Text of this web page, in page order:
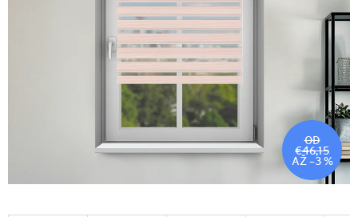
OD
€46,15
AŽ –3 %